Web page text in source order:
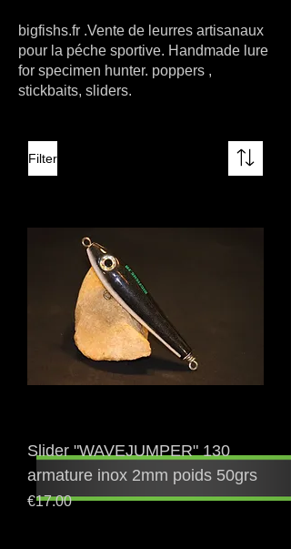
bigfishs.fr .Vente de leurres artisanaux
pour la péche sportive. Handmade lure
for specimen hunter. poppers ,
stickbaits, sliders.
Filter
Slider "WAVEJUMPER" 130
armature inox 2mm poids 50grs
Price
€17.00